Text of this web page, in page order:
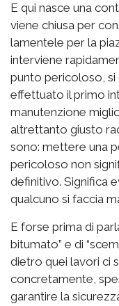
E qui nasce una
viene chiusa per
lamentele per la
interviene
punto pericoloso, si
effettuato il primo
manutenzione
altrettanto giusto
sono: mettere una
pericoloso non
definitivo. Significa
qualcuno si faccia
E forse prima di
bitumato” e di
dietro quei lavori ci
concretamente,
garantire la